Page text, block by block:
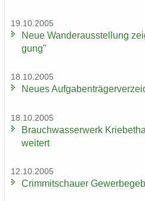
19.10.2005
Neue Wan­der­aus­stel­lung
gung"
18.10.2005
Neues
18.10.2005
Brauch­was­ser­werk
wei­tert
12.10.2005
Crim­mit­schau­er